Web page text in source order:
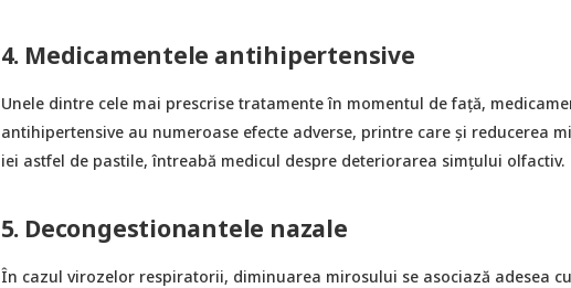
4. Medicamentele antihipertensive
Unele dintre cele mai prescrise tratamente în momentul de față,
antihipertensive au numeroase efecte adverse, printre care și reducerea
iei astfel de pastile, întreabă medicul despre deteriorarea simțului olfactiv.
5. Decongestionantele nazale
În cazul virozelor respiratorii, diminuarea mirosului se asociază adesea